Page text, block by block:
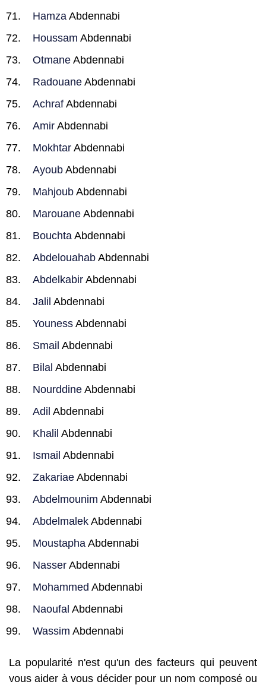
Hamza Abdennabi
Houssam Abdennabi
Otmane Abdennabi
Radouane Abdennabi
Achraf Abdennabi
Amir Abdennabi
Mokhtar Abdennabi
Ayoub Abdennabi
Mahjoub Abdennabi
Marouane Abdennabi
Bouchta Abdennabi
Abdelouahab Abdennabi
Abdelkabir Abdennabi
Jalil Abdennabi
Youness Abdennabi
Smail Abdennabi
Bilal Abdennabi
Nourddine Abdennabi
Adil Abdennabi
Khalil Abdennabi
Ismail Abdennabi
Zakariae Abdennabi
Abdelmounim Abdennabi
Abdelmalek Abdennabi
Moustapha Abdennabi
Nasser Abdennabi
Mohammed Abdennabi
Naoufal Abdennabi
Wassim Abdennabi
La popularité n'est qu'un des facteurs qui peuvent
vous aider à vous décider pour un nom composé ou